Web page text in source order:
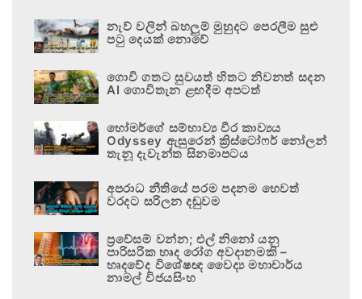
නැව් වලින් බහලුම් මුහුදට පෙරලීම සුළු
පටු දෙයක් නොවේ
ගොවි ගතට සුවයත් හිතට නිවනත් සදන
AI ගොවිතැන ළඟදීම අපටත්
හෝමර්ගේ සම්භාව්‍ය වීර කාව්‍යය
Odyssey ඇසුරෙන් ක්‍රිස්ටෝෆර් නෝලන්
තැනූ දැවැන්ත සිනමාපටය
අපරාධ නීතියේ පරම පදනම හෙවත්
වරදට සරිලන දඬුවම
ප්‍රවේසම් වන්න; එල් නිනෝ යනු
පාරිසරික හෘද රෝග අවදානමකි –
හෘදවේද විශේෂඥ වෛද්‍ය මහාචාර්ය
නාමල් විජයසිංහ